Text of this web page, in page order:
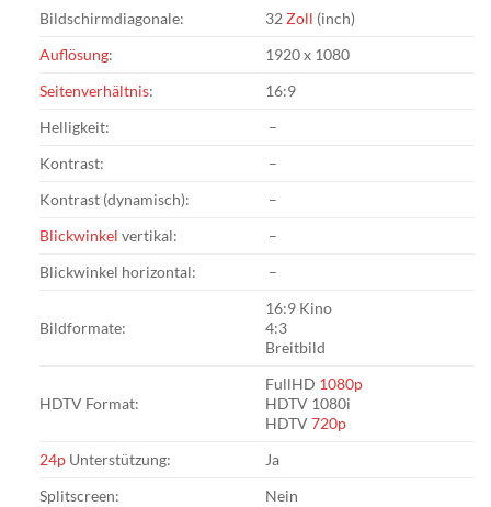
Bildschirmdiagonale: 32 Zoll (inch)
Auflösung:
1920 x 1080
Seitenverhältnis:
16:9
Helligkeit:
–
Kontrast:
–
Kontrast (dynamisch):
–
Blickwinkel vertikal:
–
Blickwinkel horizontal:
–
Bildformate:
16:9 Kino
4:3
Breitbild
HDTV Format:
FullHD 1080p
HDTV 1080i
HDTV720p
24pUnterstützung:
Ja
Splitscreen:
Nein